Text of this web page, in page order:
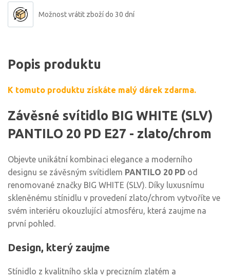
Možnost vrátit zboží do 30 dní
Popis produktu
K tomuto produktu získáte malý dárek zdarma.
Závěsné svítidlo BIG WHITE (SLV)
PANTILO 20 PD E27 - zlato/chrom
Objevte unikátní kombinaci elegance a moderního
designu se závěsným svítidlem PANTILO 20 PD od
renomované značky BIG WHITE (SLV). Díky luxusnímu
skleněnému stínidlu v provedení zlato/chrom vytvoříte ve
svém interiéru okouzlující atmosféru, která zaujme na
první pohled.
Design, který zaujme
Stínidlo z kvalitního skla v precizním zlatém a